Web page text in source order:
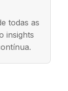
todas as
insights